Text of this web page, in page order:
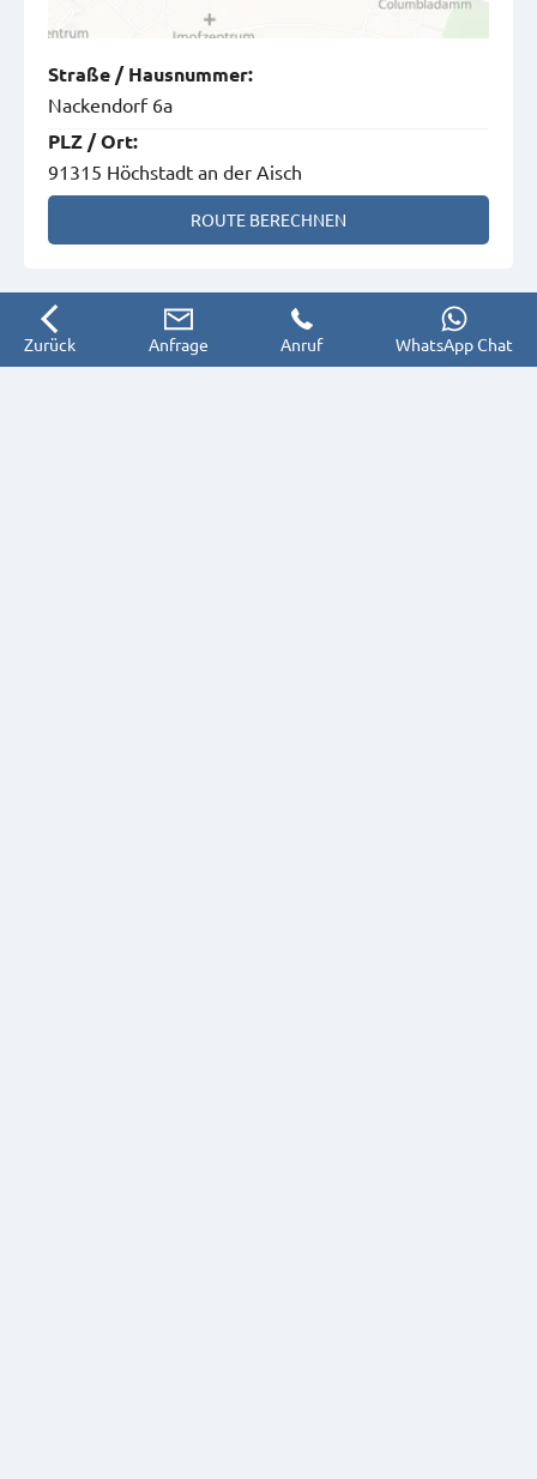
Straße / Hausnummer:
Nackendorf 6a
PLZ /Ort:
91315 Höchstadt an der Aisch
ROUTE BERECHNEN
Zurück Anfrage Anruf WhatsApp Chat